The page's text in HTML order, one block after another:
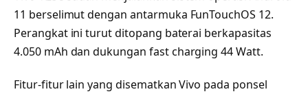
11 berselimut dengan antarmuka FunTouchOS 12.
Perangkat ini turut ditopang baterai berkapasitas
4.050 mAh dan dukungan fast charging 44 Watt.
Fitur-fitur lain yang disematkan Vivo pada ponsel